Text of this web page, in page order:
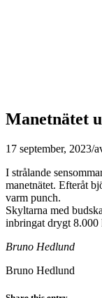
Manetnätet
17 september, 2023/
I strålande
manetnätet. Efteråt
varm punch.
Skyltarna med
inbringat drygt 8.000
Bruno Hedlund
Bruno Hedlund